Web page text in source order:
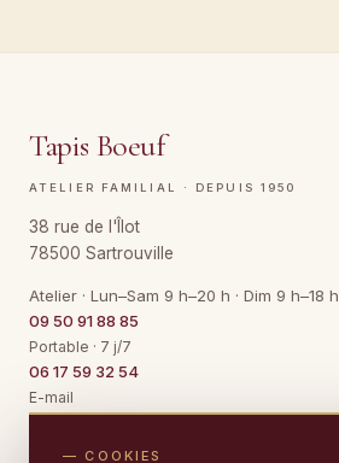
Tapis Boeuf
ATELIER FAMILIAL · DEPUIS 1950
38 rue de l'Îlot
78500 Sartrouville
Atelier · Lun–Sam 9 h–20 h · Dim 9 h–18 h
09 50 91 88 85
Portable · 7 j/7
06 17 59 32 54
E-mail
— COOKIES